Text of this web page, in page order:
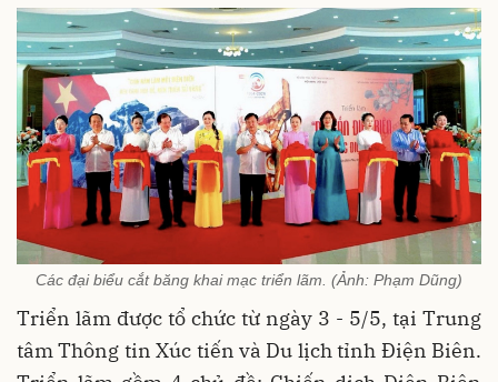
Các đại biểu cắt băng khai mạc triển lãm. (Ảnh: Phạm Dũng)
Triển lãm được tổ chức từ ngày 3 - 5/5, tại Trung
tâm Thông tin Xúc tiến và Du lịch tỉnh Điện Biên.